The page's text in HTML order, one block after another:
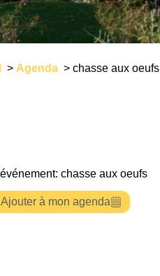
> Agenda > chasse aux oeufs
Ajouter à mon agenda